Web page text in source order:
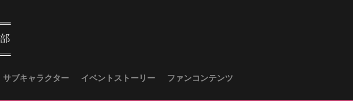
サブキャラクター イベントストーリー ファンコンテンツ